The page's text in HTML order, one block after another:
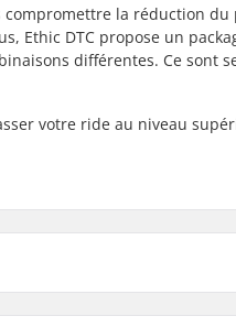
la réduction
Ethic DTC propose un
différentes. Ce sont
votre ride au niveau
Freestyle: